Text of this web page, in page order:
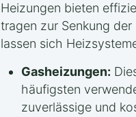
Heizungen bieten
tragen zur Senkung
lassen sich
Gasheizungen:
häufigsten
zuverlässige und